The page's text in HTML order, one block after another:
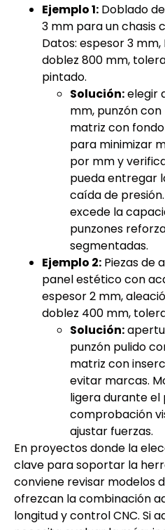
Ejemplo 1: Doblado
3 mm para un chasis
Datos: espesor 3 mm,
doblez 800 mm,
pintado.
Solución:elegir
mm, punzón con
matriz con
para minimizar
por mm y
pueda entregar
caída de
excede la
punzones
segmentadas.
Ejemplo 2: Piezas de
panel estético con
espesor 2 mm,
doblez 400 mm,
Solución:
punzón pulido
matriz con
evitar marcas.
ligera durante el
comprobación
ajustar fuerzas.
En proyectos donde la
clave para soportar la
conviene revisar modelos
ofrezcan la combinación
longitud y control CNC. Si